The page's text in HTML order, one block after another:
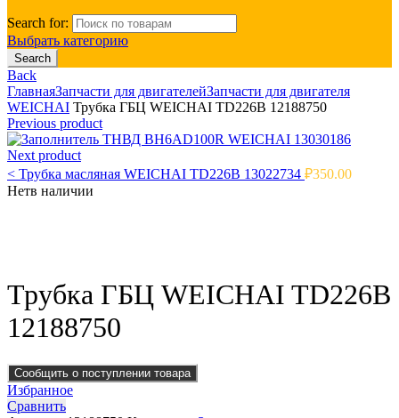
Search for:
Выбрать категорию
Search
Back
ГлавнаяЗапчасти для двигателейЗапчасти для двигателя
WEICHAI Трубка ГБЦ WEICHAI TD226B 12188750
Previous product
ТНВД BH6AD100R WEICHAI 13030186
Next product
< Трубка масляная WEICHAI TD226B 13022734 ₽350.00
Нетв наличии
Трубка ГБЦ WEICHAI TD226B
12188750
Сообщить о поступлении товара
Избранное
Сравнить